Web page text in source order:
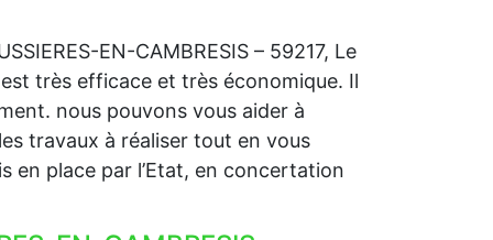
EN-CAMBRESIS – 59217, Le
très efficace et très économique. Il
nous pouvons vous aider à
travaux à réaliser tout en vous
en place par l’Etat, en concertation